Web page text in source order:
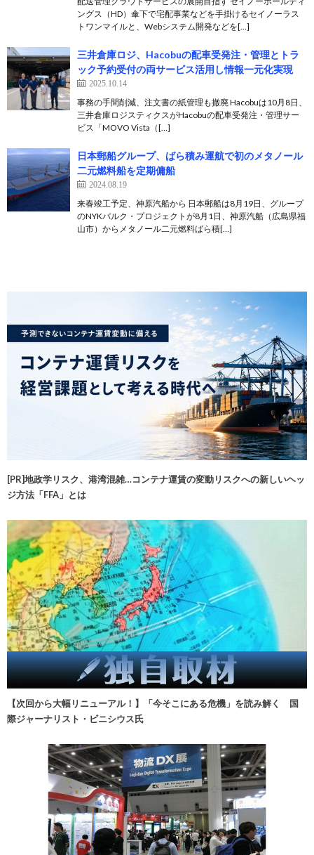
ングス（HD）傘下で宅配事業などを手掛けるセイノーラス
トワンマイルと、Webシステム開発などを[…]
三井倉庫ロジ、Hacobuの配車受発注・管理とトラ
ック予約受付の両サービス活用し情報一元化実現
2025.10.14
事務の手間削減、注文書の紙管理も撤廃 Hacobuは10月8日、
三井倉庫ロジスティクスがHacobuの配車受発注・管理サー
ビス「MOVO Vista（[…]
日本郵船グループ、ばら積み運航で初のメタノール
二元燃料船を定期傭船
2024.08.19
来春竣工予定、神原汽船から 日本郵船は8月19日、グループ
のNYKバルク・プロジェクトが8月1日、神原汽船（広島県福
山市）からメタノール二元燃料ばら積[…]
[PR]地政学リスク、港湾混雑…コンテナ運賃の変動リスクへの新しいヘッ
ジ方法「FFA」とは
【次回から大幅リニューアル！】「今そこにある危機」を読み解く 国
際ジャーナリスト・ビニシウス氏